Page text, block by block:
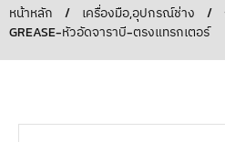
หน้าหลัก / เครื่องมือ,อุปกรณ์ช่าง /
GREASE-หัวอัดจาราบี-ตรงแทรกเตอร์